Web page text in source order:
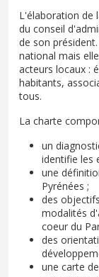
L'élaboration de
du conseil
de son
national mais
acteurs locaux :
habitants,
tous.
La charte
un
identifie les
une
Pyrénées ;
des
modalités
coeur du
des
une carte